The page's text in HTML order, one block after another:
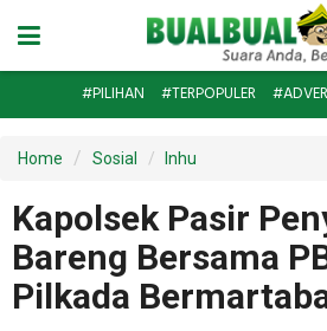
#PILIHAN #TERPOPULER
Home Sosial Inhu
Kapolsek Pasir
Bareng Bersama
Pilkada